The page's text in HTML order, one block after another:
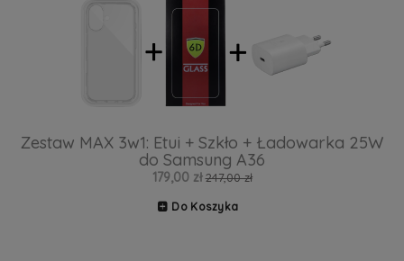
Zestaw MAX 3w1: Etui + Szkło + Ładowarka 25W
do Samsung A36
179,00 zł 247,00 zł
Do Koszyka